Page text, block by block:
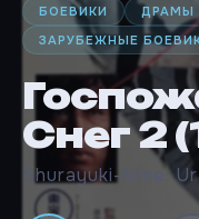
БОЕВИКИ ДРАМЫ
ЗАРУБЕЖНЫЕ
Снег 2
Shurayuki-hime: